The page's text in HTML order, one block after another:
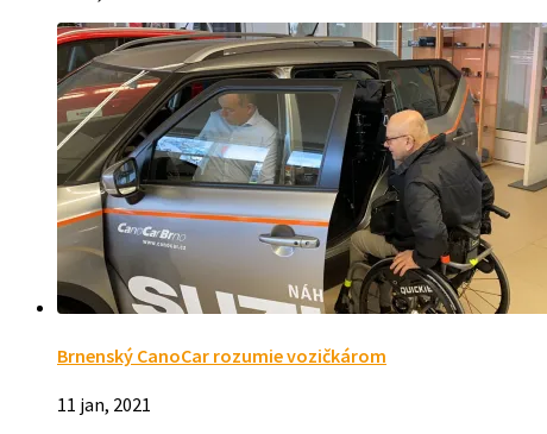
Brnenský CanoCar rozumie vozičkárom
11 jan, 2021